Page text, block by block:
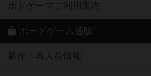
ボドゲーマご利用案内
ボードゲーム通販
新作・再入荷情報